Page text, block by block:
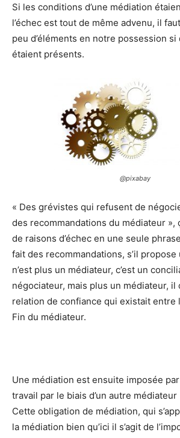
Si les conditions d’une médiation
l’échec est tout de même advenu, il
peu d’éléments en notre possession si
étaient présents.
@pixabay
« Des grévistes qui refusent de
des recommandations du médiateur »,
de raisons d’échec en une seule
fait des recommandations, s’il
n’est plus un médiateur, c’est un
négociateur, mais plus un médiateur, il
relation de confiance qui existait entre
Fin du médiateur.
Une médiation est ensuite imposée
travail par le biais d’un autre
Cette obligation de médiation, qui
la médiation bien qu’ici il s’agit de